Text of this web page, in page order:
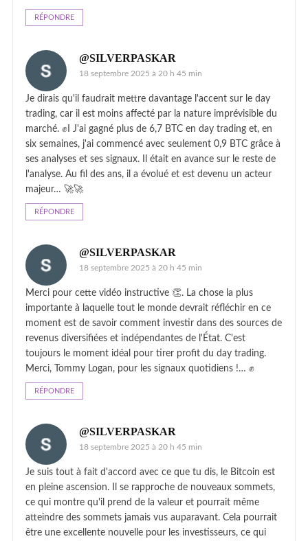
RÉPONDRE
@SILVERPASKAR
18 septembre 2025 à 20 h 45 min
Je dirais qu'il faudrait mettre davantage l'accent sur le day
trading, car il est moins affecté par la nature imprévisible du
marché. ✊I J'ai gagné plus de 6,7 BTC en day trading et, en
six semaines, j'ai commencé avec seulement 0,9 BTC grâce à
ses analyses et ses signaux. Il était en avance sur le reste de
l'analyse. Au fil des ans, il a évolué et est devenu un acteur
majeur… 🚀🚀
RÉPONDRE
@SILVERPASKAR
18 septembre 2025 à 20 h 45 min
Merci pour cette vidéo instructive 👏. La chose la plus
importante à laquelle tout le monde devrait réfléchir en ce
moment est de savoir comment investir dans des sources de
revenus diversifiées et indépendantes de l'État. C'est
toujours le moment idéal pour tirer profit du day trading.
Merci, Tommy Logan, pour les signaux quotidiens !… ✊
RÉPONDRE
@SILVERPASKAR
18 septembre 2025 à 20 h 45 min
Je suis tout à fait d'accord avec ce que tu dis, le Bitcoin est
en pleine ascension. Il se rapproche de nouveaux sommets,
ce qui montre qu'il prend de la valeur et pourrait même
atteindre des sommets jamais vus auparavant. Cela pourrait
être une excellente nouvelle pour les investisseurs, ce qui